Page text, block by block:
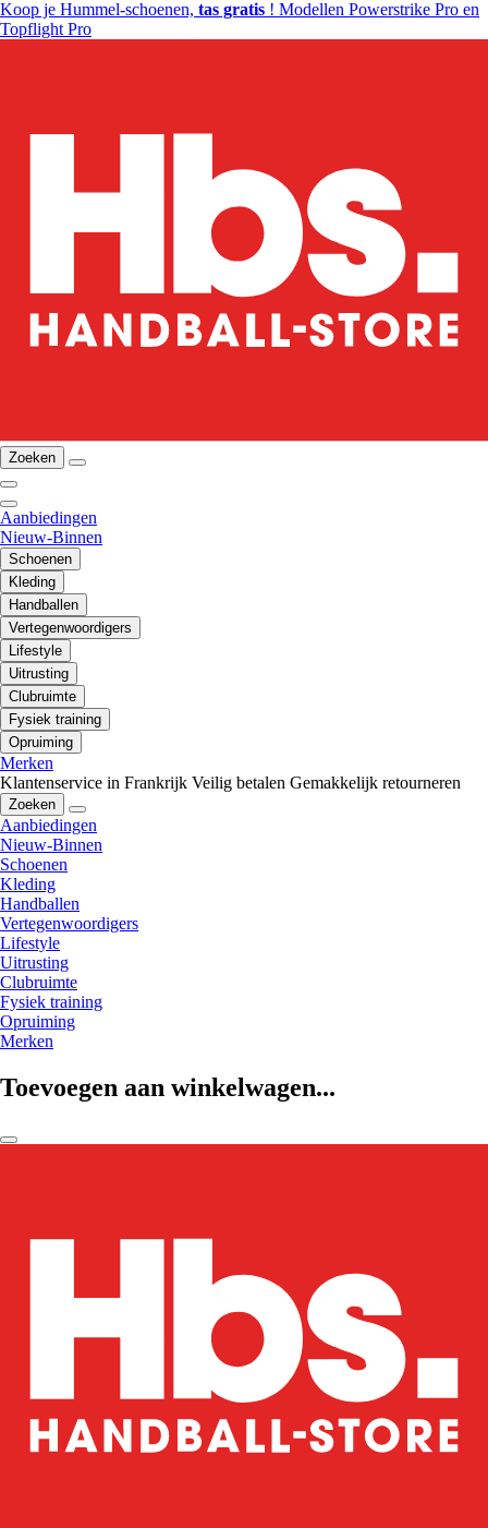
Koop je Hummel-schoenen, tas gratis ! Modellen Powerstrike Pro en
Topflight Pro
Zoeken
Aanbiedingen
Nieuw-Binnen
Schoenen
Kleding
Handballen
Vertegenwoordigers
Lifestyle
Uitrusting
Clubruimte
Fysiek training
Opruiming
Merken
Klantenservice in Frankrijk Veilig betalen Gemakkelijk retourneren
Zoeken
Aanbiedingen
Nieuw-Binnen
Schoenen
Kleding
Handballen
Vertegenwoordigers
Lifestyle
Uitrusting
Clubruimte
Fysiek training
Opruiming
Merken
Toevoegen aan winkelwagen...